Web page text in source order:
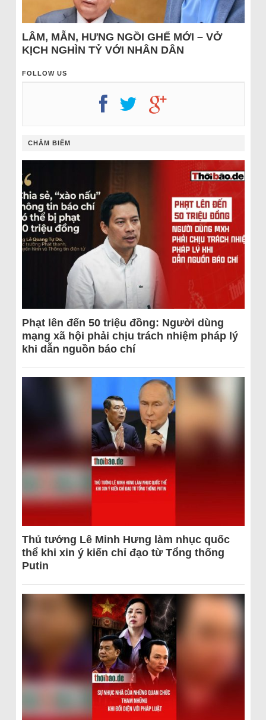
LÂM, MẪN, HƯNG NGỒI GHẾ MỚI – VỞ
KỊCH NGHÌN TỶ VỚI NHÂN DÂN
FOLLOW US
CHÂM BIẾM
Phạt lên đến 50 triệu đồng: Người dùng
mạng xã hội phải chịu trách nhiệm pháp lý
khi dẫn nguồn báo chí
Thủ tướng Lê Minh Hưng làm nhục quốc
thể khi xin ý kiến chỉ đạo từ Tổng thống
Putin